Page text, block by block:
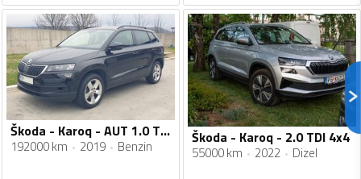
Škoda - Karoq - AUT 1.0 TSI DSG
192000 km 2019 Benzin Škoda - Karoq - 2.0 TDI 4x4
55000 km 2022 Dizel